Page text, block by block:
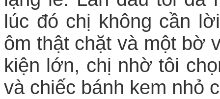
lúc đó chị không cần
ôm thật chặt và một bờ
kiện lớn, chị nhờ tôi
và chiếc bánh kem nhỏ